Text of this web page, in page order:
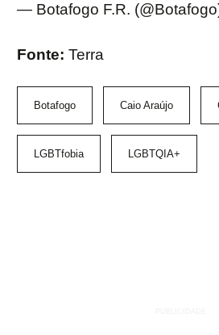
— Botafogo F.R.
Fonte: Terra
Botafogo Caio Araújo
LGBTfobia LGBTQIA+